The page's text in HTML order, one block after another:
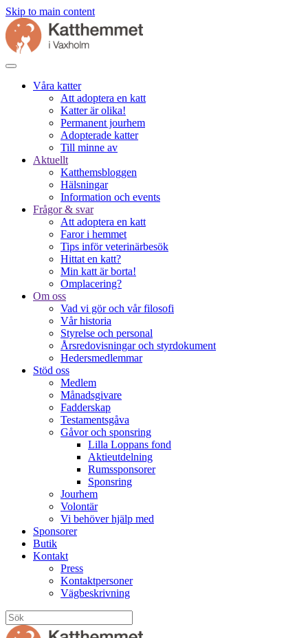
Skip to main content
Våra katter
Att adoptera en katt
Katter är olika!
Permanent jourhem
Adopterade katter
Till minne av
Aktuellt
Katthemsbloggen
Hälsningar
Information och events
Frågor & svar
Att adoptera en katt
Faror i hemmet
Tips inför veterinärbesök
Hittat en katt?
Min katt är borta!
Omplacering?
Om oss
Vad vi gör och vår filosofi
Vår historia
Styrelse och personal
Årsredovisningar och styrdokument
Hedersmedlemmar
Stöd oss
Medlem
Månadsgivare
Fadderskap
Testamentsgåva
Gåvor och sponsring
Lilla Loppans fond
Aktieutdelning
Rumssponsorer
Sponsring
Jourhem
Volontär
Vi behöver hjälp med
Sponsorer
Butik
Kontakt
Press
Kontaktpersoner
Vägbeskrivning